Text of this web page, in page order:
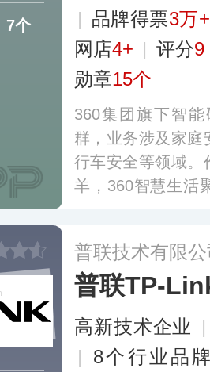
7个
| 品牌得票3万+
网店4+ | 评分9
勋章15个
360集团旗下智
群，业务涉及家庭
行车安全等领域。
羊，360智慧生活
先进的安全技术融
普联技术有限
普联TP-
高新技术企业
|
8个行业品